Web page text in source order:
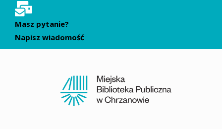
Masz pytanie?
Napisz wiadomość